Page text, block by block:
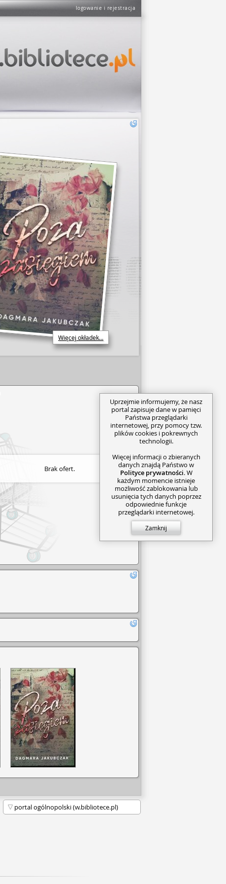
logowanie i rejestracja
Więcej okładek...
Brak ofert.
Uprzejmie informujemy, że nasz
portal zapisuje dane w pamięci
Państwa przeglądarki
internetowej, przy pomocy tzw.
plików cookies i pokrewnych
technologii.
Więcej informacji o zbieranych
danych znajdą Państwo w
Polityce prywatności. W
każdym momencie istnieje
możliwość zablokowania lub
usunięcia tych danych poprzez
odpowiednie funkcje
przeglądarki internetowej.
Zamknij